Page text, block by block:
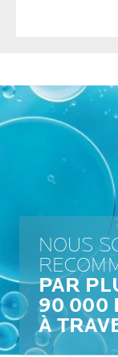
NOUS
PAR
90 000
À